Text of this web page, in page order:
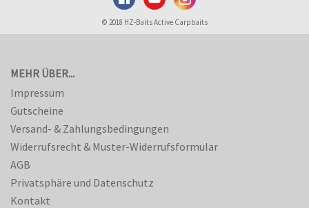
© 2018 HZ-Baits Active Carpbaits
MEHR ÜBER...
Impressum
Gutscheine
Versand- & Zahlungsbedingungen
Widerrufsrecht & Muster-Widerrufsformular
AGB
Privatsphäre und Datenschutz
Kontakt